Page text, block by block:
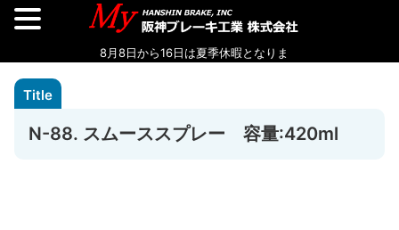
N-88. スムーススプレー 容量:420ml